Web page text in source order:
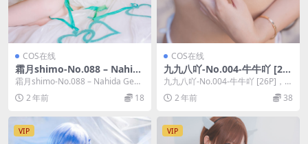
COS在线
霜月shimo-No.088 – Nahida
Genshin Impact [24P]
霜月shimo-No.088 – Nahida Gens
hin Impact [...
2 年前 18
COS在线
九九八吖-No.004-牛牛吖 [26
P]
九九八吖-No.004-牛牛吖 [26P]，九
九八吖在线作品导航：九九八吖套
图合...2 年前 38
VIP VIP